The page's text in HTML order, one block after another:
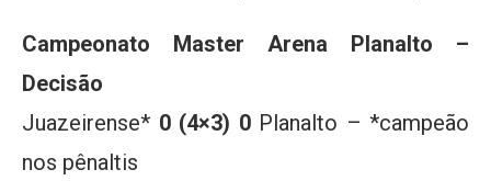
Campeonato Master Arena Planalto –
Decisão
Juazeirense* 0 (4×3) 0Planalto – *campeão
nos pênaltis